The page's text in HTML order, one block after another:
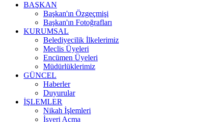
BAŞKAN
Başkan'ın Özgeçmişi
Başkan'ın Fotoğrafları
KURUMSAL
Belediyecilik İlkelerimiz
Meclis Üyeleri
Encümen Üyeleri
Müdürlüklerimiz
GÜNCEL
Haberler
Duyurular
İŞLEMLER
Nikah İşlemleri
İşyeri Açma